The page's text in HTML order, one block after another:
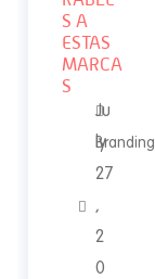
S A
ESTAS
MARCA
S
Ju
ly
27
,
2
0
Branding